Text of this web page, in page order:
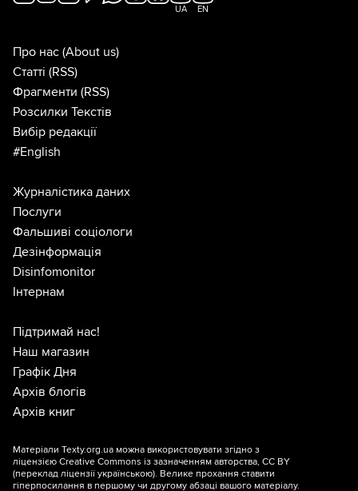
UA EN
Про нас (About us)
Статті (RSS)
Фрагменти (RSS)
Розсилки Текстів
Вибір редакції
#English
Журналістика даних
Послуги
Фальшиві соціологи
Дезінформація
Disinfomonitor
Інтернам
Підтримай нас!
Наш магазин
Графік Дня
Архів блогів
Архів книг
Матеріали Texty.org.ua можна використовувати згідно з
ліцензією Creative Commons із зазначенням авторства, CC BY
(переклад ліцензії українською). Велике прохання ставити
гіперпосилання в першому чи другому абзаці вашого матеріалу.